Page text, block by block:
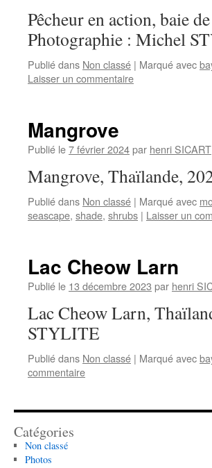
Pêcheur en action, baie
Photographie : Michel
Publié dans Non classé | Marqué avec
Laisser un commentaire
Mangrove
Publié le7 février 2024par henri SICART
Mangrove, Thaïlande,
Publié dans Non classé | Marqué avec
seascape, shade, shrubs | Laisser un
Lac Cheow Larn
Publié le 13 décembre 2023 par henri
Lac Cheow Larn,
STYLITE
Publié dans Non classé | Marqué avec
commentaire
Catégories
Non classé
Photos